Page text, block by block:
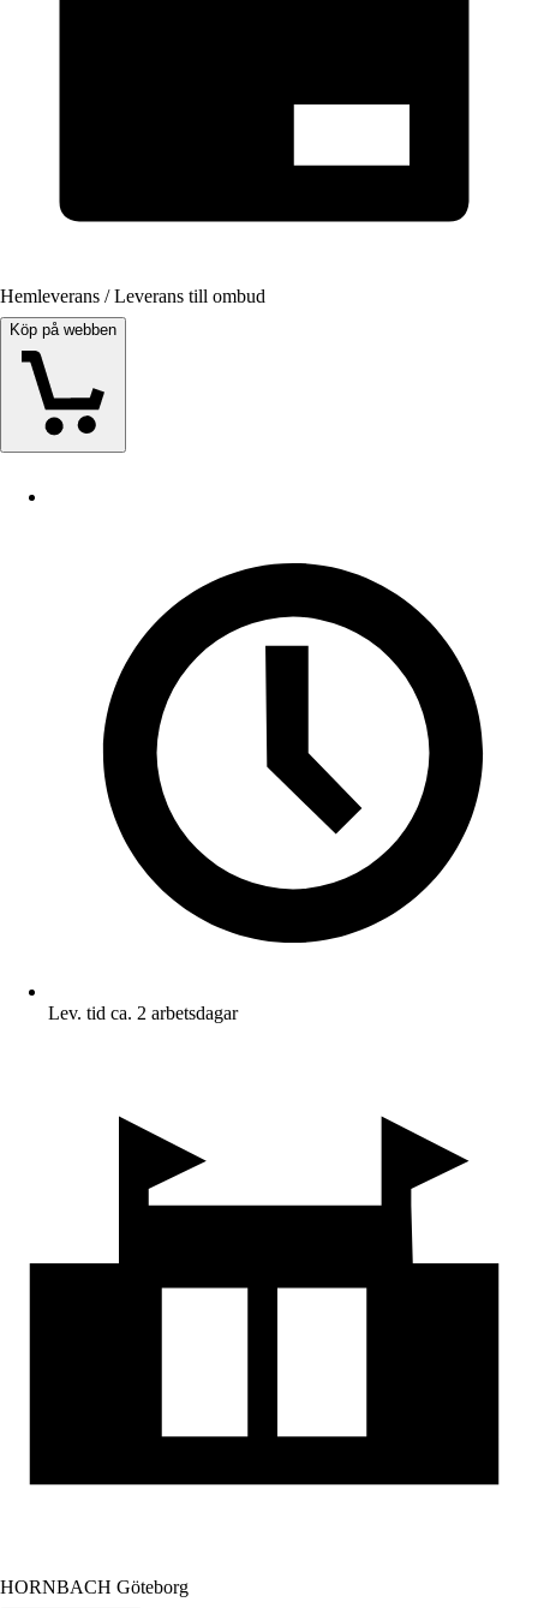
Hemleverans / Leverans till ombud
Köp på webben
Lev. tid ca. 2 arbetsdagar
HORNBACH Göteborg